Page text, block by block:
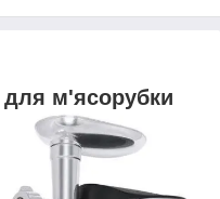
для м'ясорубки